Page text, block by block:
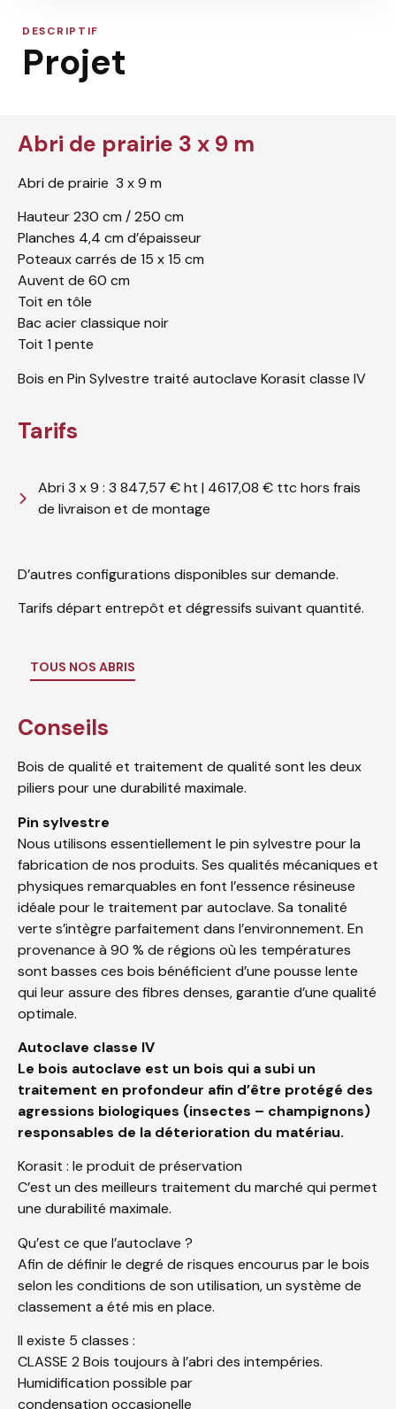
DESCRIPTIF
Projet
Abri de prairie 3 x 9 m
Abri de prairie 3 x 9 m
Hauteur 230 cm / 250 cm
Planches 4,4 cm d’épaisseur
Poteaux carrés de 15 x 15 cm
Auvent de 60 cm
Toit en tôle
Bac acier classique noir
Toit 1 pente
Bois en Pin Sylvestre traité autoclave Korasit classe IV
Tarifs
Abri 3 x 9 : 3 847,57 € ht | 4617,08 € ttc hors frais
de livraison et de montage
D’autres configurations disponibles sur demande.
Tarifs départ entrepôt et dégressifs suivant quantité.
TOUS NOS ABRIS
Conseils
Bois de qualité et traitement de qualité sont les deux
piliers pour une durabilité maximale.
Pin sylvestre
Nous utilisons essentiellement le pin sylvestre pour la
fabrication de nos produits. Ses qualités mécaniques et
physiques remarquables en font l’essence résineuse
idéale pour le traitement par autoclave. Sa tonalité
verte s’intègre parfaitement dans l’environnement. En
provenance à 90 % de régions où les températures
sont basses ces bois bénéficient d’une pousse lente
qui leur assure des fibres denses, garantie d’une qualité
optimale.
Autoclave classe IV
Le bois autoclave est un bois qui a subi un
traitement en profondeur afin d’être protégé des
agressions biologiques (insectes – champignons)
responsables de la déterioration du matériau.
Korasit : le produit de préservation
C’est un des meilleurs traitement du marché qui permet
une durabilité maximale.
Qu’est ce que l’autoclave ?
Afin de définir le degré de risques encourus par le bois
selon les conditions de son utilisation, un système de
classement a été mis en place.
Il existe 5 classes :
CLASSE 2 Bois toujours à l’abri des intempéries.
Humidification possible par
condensation occasionelle